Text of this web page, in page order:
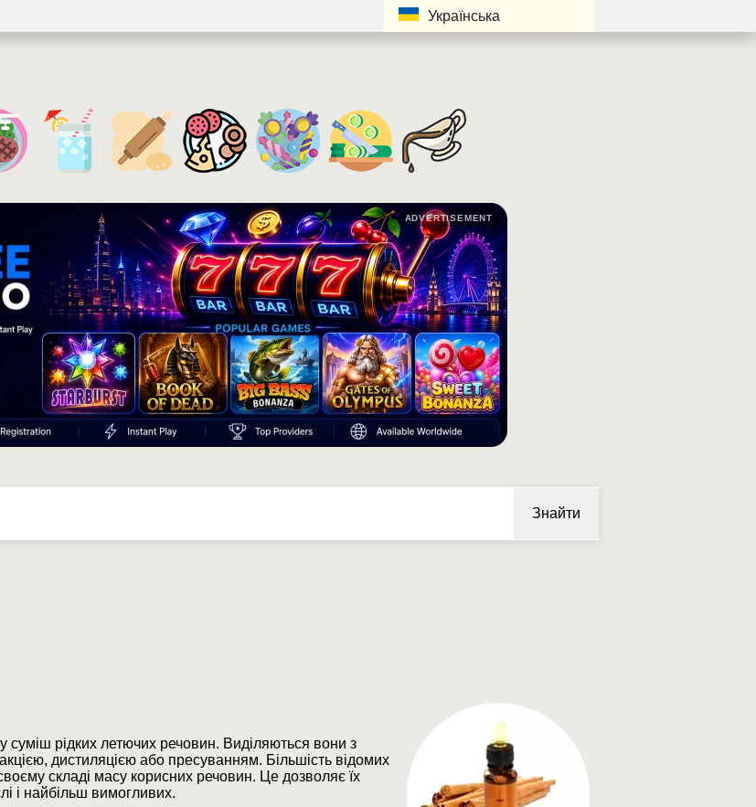
Українська
ADVERTISEMENT
Знайти
рідких летючих речовин. Виділяються вони з
дистиляцією або пресуванням. Більшість відомих
складі масу корисних речовин. Це дозволяє їх
і найбільш вимогливих.